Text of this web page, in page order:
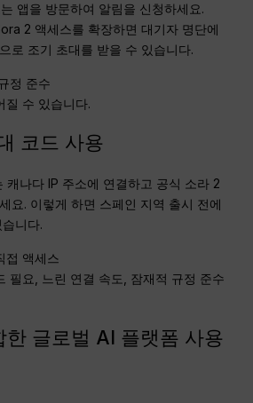
앱을 방문하여 알림을 신청하세요.
2 액세스를 확장하면 대기자 명단에
로 조기 초대를 받을 수 있습니다.
정 준수
질 수 있습니다.
코드 사용
캐나다 IP 주소에 연결하고 공식 소라 2
요. 이렇게 하면 스페인 지역 출시 전에
니다.
접 액세스
필요, 느린 연결 속도, 잠재적 규정 준수
글로벌 AI 플랫폼 사용